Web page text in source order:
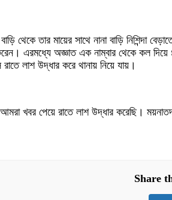
বাড়ি থেকে তার মায়ের সাথে নানা বাড়ি
এরমধ্যে অজ্ঞাত এক নাম্বার থেকে কল দিয়ে
লাশ উদ্ধার করে থানায় নিয়ে যায়।
খবর পেয়ে রাতে লাশ উদ্ধার করেছি।
Share